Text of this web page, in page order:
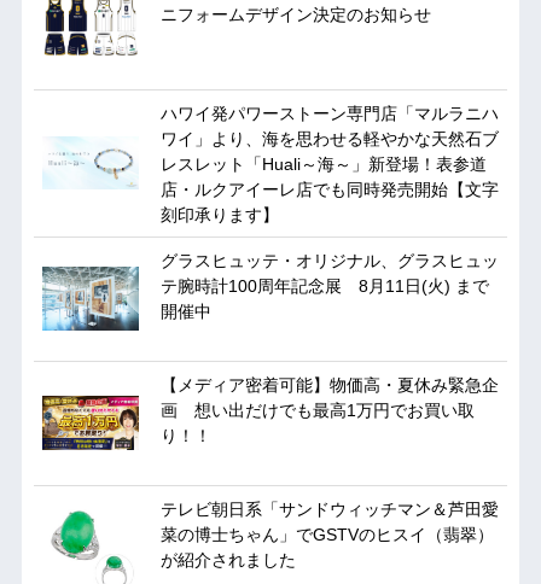
ニフォームデザイン決定のお知らせ
ハワイ発パワーストーン専門店「マルラニハ
ワイ」より、海を思わせる軽やかな天然石ブ
レスレット「Huali～海～」新登場！表参道
店・ルクアイーレ店でも同時発売開始【文字
刻印承ります】
グラスヒュッテ・オリジナル、グラスヒュッ
テ腕時計100周年記念展 8月11日(火) まで
開催中
【メディア密着可能】物価高・夏休み緊急企
画 想い出だけでも最高1万円でお買い取
り！！
テレビ朝日系「サンドウィッチマン＆芦田愛
菜の博士ちゃん」でGSTVのヒスイ（翡翠）
が紹介されました